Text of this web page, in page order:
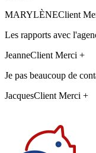
MARYLÈNEClient
Les rapports avec
JeanneClient Merci +
Je pas beaucoup de
JacquesClient Merci +